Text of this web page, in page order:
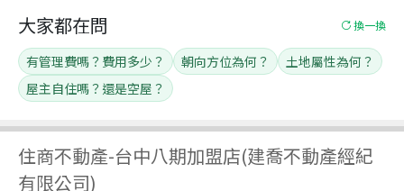
住商不動產-台中八期加盟店(建喬不動產經紀
有限公司)
大家都在問 換一換
有管理費嗎？費用多少？ 朝向方位為何？
土地屬性為何？
屋主自住嗎？還是空屋？